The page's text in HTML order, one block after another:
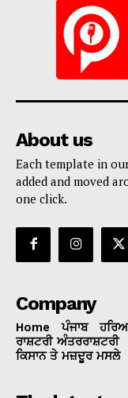
About us
Each template in
added and moved
one click.
Company
Home ਪੰਜਾਬ
ਰਾਸ਼ਟਰੀ ਅੰਤਰਰਾਸ਼ਟਰੀ
ਕਿਸਾਨ ਤੇ ਮਜ਼ਦੂਰ ਮਸਲੇ